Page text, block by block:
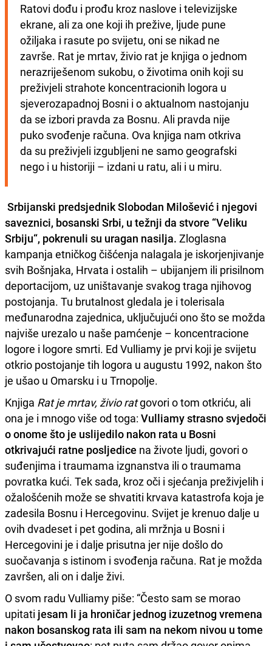
Ratovi dođu i prođu kroz naslove i televizijske
ekrane, ali za one koji ih prežive, ljude pune
ožiljaka i rasute po svijetu, oni se nikad ne
završe. Rat je mrtav, živio rat je knjiga o jednom
nerazriješenom sukobu, o životima onih koji su
preživjeli strahote koncentracionih logora u
sjeverozapadnoj Bosni i o aktualnom nastojanju
da se izbori pravda za Bosnu. Ali pravda nije
puko svođenje računa. Ova knjiga nam otkriva
da su preživjeli izgubljeni ne samo geografski
nego i u historiji – izdani u ratu, ali i u miru.
Srbijanski predsjednik Slobodan Milošević i njegovi
saveznici, bosanski Srbi, u težnji da stvore “Veliku
Srbiju“, pokrenuli su uragan nasilja. Zloglasna
kampanja etničkog čišćenja nalagala je iskorjenjivanje
svih Bošnjaka, Hrvata i ostalih – ubijanjem ili prisilnom
deportacijom, uz uništavanje svakog traga njihovog
postojanja. Tu brutalnost gledala je i tolerisala
međunarodna zajednica, uključujući ono što se možda
najviše urezalo u naše pamćenje – koncentracione
logore i logore smrti. Ed Vulliamy je prvi koji je svijetu
otkrio postojanje tih logora u augustu 1992, nakon što
je ušao u Omarsku i u Trnopolje.
Knjiga Rat je mrtav, živio ratgovori o tom otkriću, ali
ona je i mnogo više od toga: Vulliamy strasno svjedoči
o onome što je uslijedilo nakon rata u Bosni
otkrivajući ratne posljedice na živote ljudi, govori o
suđenjima i traumama izgnanstva ili o traumama
povratka kući. Tek sada, kroz oči i sjećanja preživjelih i
ožalošćenih može se shvatiti krvava katastrofa koja je
zadesila Bosnu i Hercegovinu. Svijet je krenuo dalje u
ovih dvadeset i pet godina, ali mržnja u Bosni i
Hercegovini je i dalje prisutna jer nije došlo do
suočavanja s istinom i svođenja računa. Rat je možda
završen, ali on i dalje živi.
O svom radu Vulliamy piše: “Često sam se morao
upitati jesam li ja hroničar jednog izuzetnog vremena
nakon bosanskog rata ili sam na nekom nivou u tome